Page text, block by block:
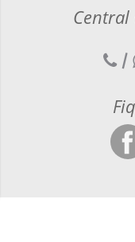
Central
/